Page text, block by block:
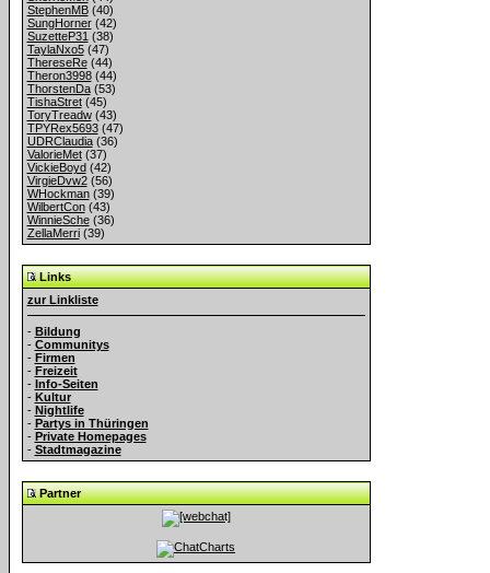
StephenMB(40)
SungHorner(42)
SuzetteP31 (38)
TaylaNxo5(47)
ThereseRe(44)
Theron3998(44)
ThorstenDa(53)
TishaStret(45)
ToryTreadw(43)
TPYRex5693(47)
UDRClaudia(36)
ValorieMet(37)
VickieBoyd(42)
VirgieDvw2(56)
WHockman(39)
WilbertCon(43)
WinnieSche(36)
ZellaMerri(39)
Links
zur Linkliste
- Bildung
- Communitys
- Firmen
- Freizeit
- Info-Seiten
- Kultur
- Nightlife
- Partys in Thüringen
- Private Homepages
- Stadtmagazine
Partner